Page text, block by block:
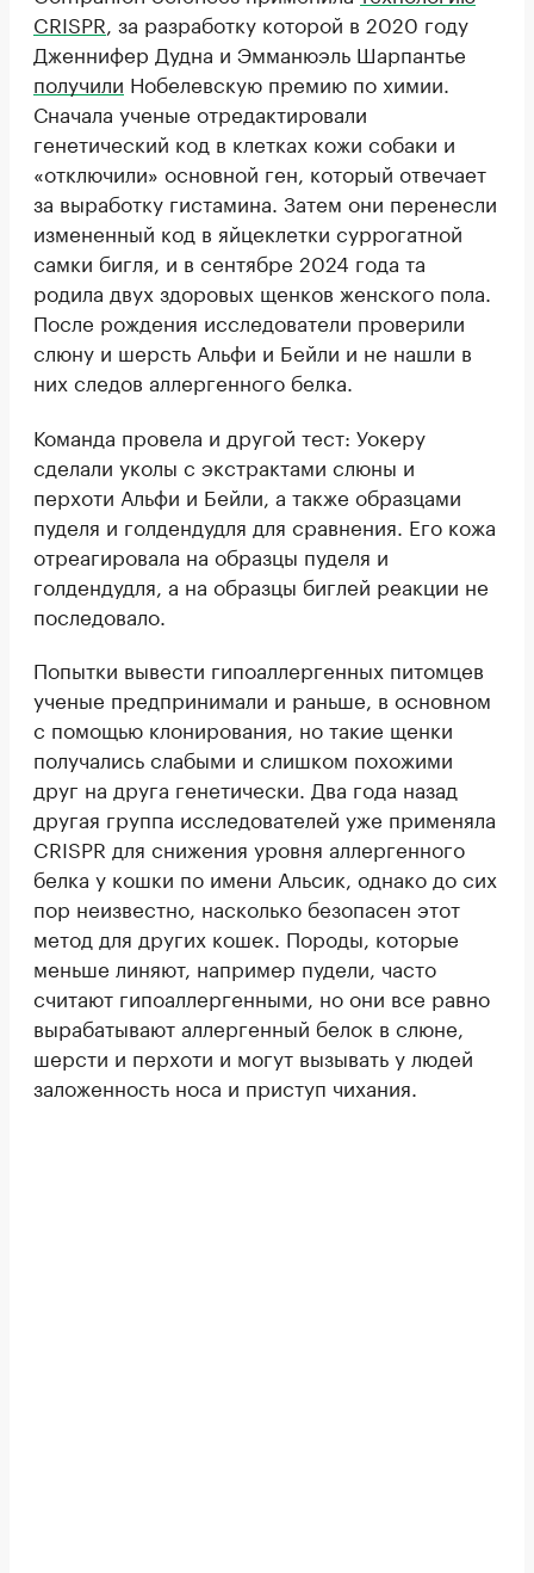
CRISPR , за разработку которой в 2020 году
Дженнифер Дудна и Эмманюэль Шарпантье
получили Нобелевскую премию по химии.
Сначала ученые отредактировали
генетический код в клетках кожи собаки и
«отключили» основной ген, который отвечает
за выработку гистамина. Затем они перенесли
измененный код в яйцеклетки суррогатной
самки бигля, и в сентябре 2024 года та
родила двух здоровых щенков женского пола.
После рождения исследователи проверили
слюну и шерсть Альфи и Бейли и не нашли в
них следов аллергенного белка.
Команда провела и другой тест: Уокеру
сделали уколы с экстрактами слюны и
перхоти Альфи и Бейли, а также образцами
пуделя и голдендудля для сравнения. Его кожа
отреагировала на образцы пуделя и
голдендудля, а на образцы биглей реакции не
последовало.
Попытки вывести гипоаллергенных питомцев
ученые предпринимали и раньше, в основном
с помощью клонирования, но такие щенки
получались слабыми и слишком похожими
друг на друга генетически. Два года назад
другая группа исследователей уже применяла
CRISPR для снижения уровня аллергенного
белка у кошки по имени Альсик, однако до сих
пор неизвестно, насколько безопасен этот
метод для других кошек. Породы, которые
меньше линяют, например пудели, часто
считают гипоаллергенными, но они все равно
вырабатывают аллергенный белок в слюне,
шерсти и перхоти и могут вызывать у людей
заложенность носа и приступ чихания.